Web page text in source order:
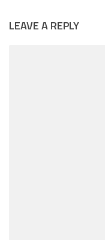
LEAVE A REPLY